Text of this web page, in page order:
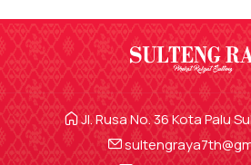
Jl. Rusa No. 36 Kota Palu